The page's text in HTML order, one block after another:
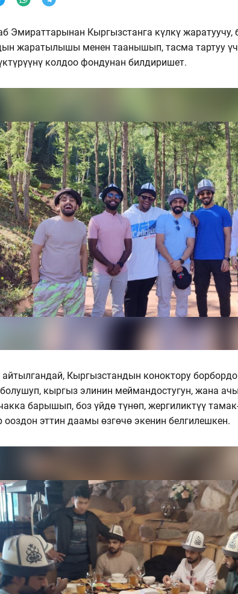
Эмираттарынан Кыргызстанга күлкү жаратуучу,
жаратылышы менен таанышып, тасма тартуу
колдоо фондунан билдиришет.
Кыргызстандын коноктору
болушуп, кыргыз элинин меймандостугун, жана
барышып, боз үйдө түнөп, жергиликтүү
ооздон эттин даамы өзгөчө экенин белгилешкен.